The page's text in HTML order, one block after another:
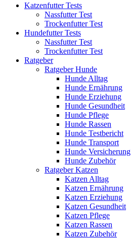
Katzenfutter Tests
Nassfutter Test
Trockenfutter Test
Hundefutter Tests
Nassfutter Test
Trockenfutter Test
Ratgeber
Ratgeber Hunde
Hunde Alltag
Hunde Ernährung
Hunde Erziehung
Hunde Gesundheit
Hunde Pflege
Hunde Rassen
Hunde Testbericht
Hunde Transport
Hunde Versicherung
Hunde Zubehör
Ratgeber Katzen
Katzen Alltag
Katzen Ernährung
Katzen Erziehung
Katzen Gesundheit
Katzen Pflege
Katzen Rassen
Katzen Zubehör